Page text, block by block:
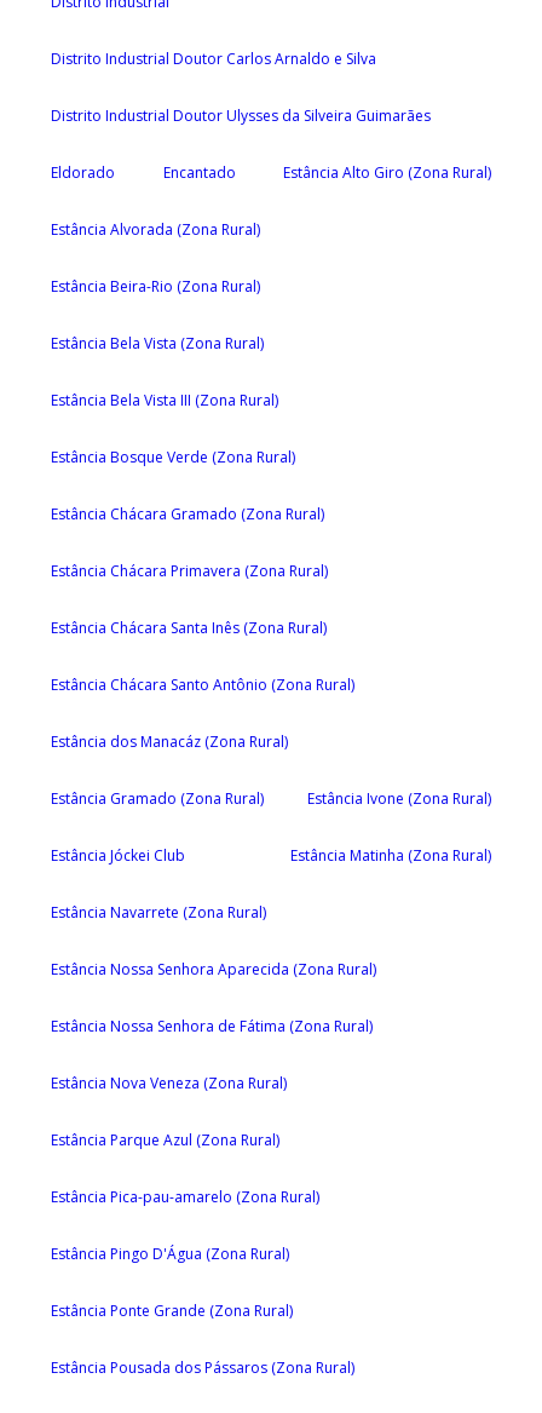
Distrito Industrial Doutor Carlos Arnaldo e Silva
Distrito Industrial Doutor Ulysses da Silveira Guimarães
Eldorado Encantado Estância Alto Giro (Zona Rural)
Estância Alvorada (Zona Rural)
Estância Beira-Rio (Zona Rural)
Estância Bela Vista (Zona Rural)
Estância Bela Vista III (Zona Rural)
Estância Bosque Verde (Zona Rural)
Estância Chácara Gramado (Zona Rural)
Estância Chácara Primavera (Zona Rural)
Estância Chácara Santa Inês (Zona Rural)
Estância Chácara Santo Antônio (Zona Rural)
Estância dos Manacáz (Zona Rural)
Estância Gramado (Zona Rural) Estância Ivone (Zona Rural)
Estância Jóckei Club Estância Matinha (Zona Rural)
Estância Navarrete (Zona Rural)
Estância Nossa Senhora Aparecida (Zona Rural)
Estância Nossa Senhora de Fátima (Zona Rural)
Estância Nova Veneza (Zona Rural)
Estância Parque Azul (Zona Rural)
Estância Pica-pau-amarelo (Zona Rural)
Estância Pingo D'Água (Zona Rural)
Estância Ponte Grande (Zona Rural)
Estância Pousada dos Pássaros (Zona Rural)